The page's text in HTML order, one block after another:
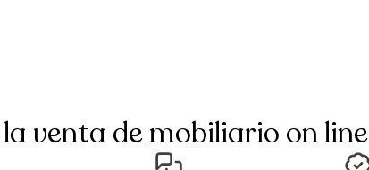
la venta de mobiliario on line